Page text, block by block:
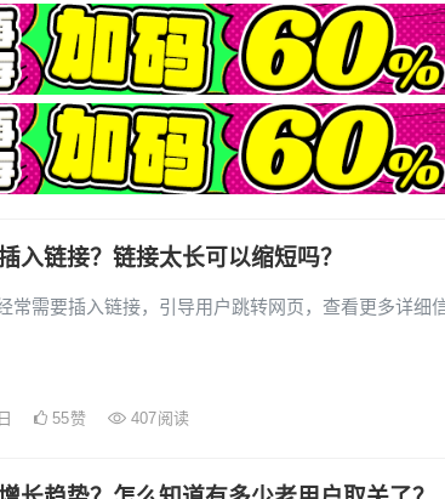
入链接？链接太长可以缩短吗？
常需要插入链接，引导用户跳转网页，查看更多详细
55赞 407阅读